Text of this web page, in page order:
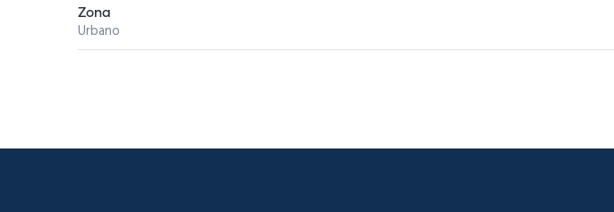
Zona
Urbano